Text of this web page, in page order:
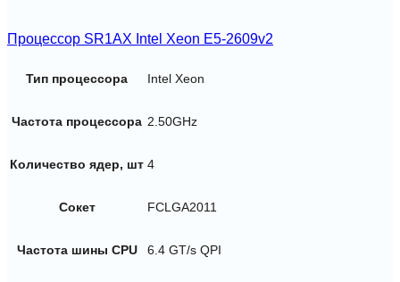
Процессор SR1AX Intel Xeon E5-2609v2
Тип процессора Intel Xeon
Частота процессора 2.50GHz
Количество ядер, шт 4
Сокет FCLGA2011
Частота шины CPU 6.4 GT/s QPI